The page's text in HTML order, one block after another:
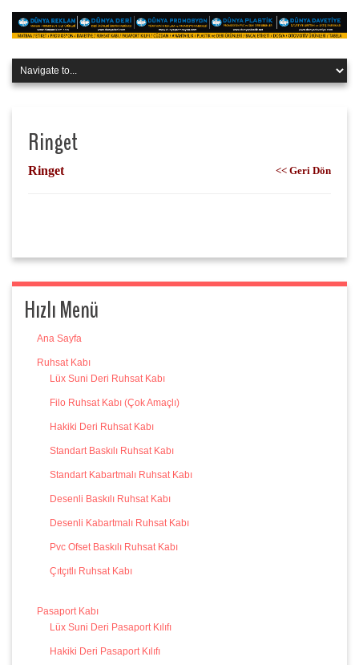
Ringet
Ringet << Geri Dön
Hızlı Menü
Ana Sayfa
Ruhsat Kabı
Lüx Suni Deri Ruhsat Kabı
Filo Ruhsat Kabı (Çok Amaçlı)
Hakiki Deri Ruhsat Kabı
Standart Baskılı Ruhsat Kabı
Standart Kabartmalı Ruhsat Kabı
Desenli Baskılı Ruhsat Kabı
Desenli Kabartmalı Ruhsat Kabı
Pvc Ofset Baskılı Ruhsat Kabı
Çıtçıtlı Ruhsat Kabı
Pasaport Kabı
Lüx Suni Deri Pasaport Kılıfı
Hakiki Deri Pasaport Kılıfı